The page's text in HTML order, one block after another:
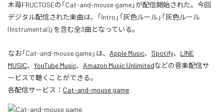
木苺FRUCTOSEの「Cat-and-mouse game」が配信開始された。今回
デジタル配信された楽曲は、「Intro」「灰色ルール」「灰色ルール
(Instrumental)」を含む全3曲となっている。
なお「Cat-and-mouse game」は、 Apple Music、 Spotify、 LINE
MUSIC、 YouTube Music、 Amazon Music Unlimitedなどの音楽配信サ
ービスで聴くことができる。
各配信サービス： Cat-and-mouse game